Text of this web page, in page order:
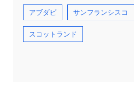
アブダビ サンフランシスコ
スコットランド